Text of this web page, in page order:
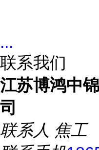
...
联系我们
江苏博鸿中
司
联系人 焦工